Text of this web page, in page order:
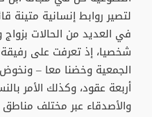
لتصير روابط إنسانية
في العديد من الحالات
شخصيا، إذ تعرفت على
الجمعية وخضنا معا –
أربعة عقود، وكذلك الأمر
والأصدقاء عبر مختلف مناطق